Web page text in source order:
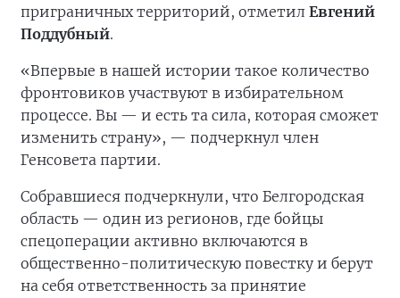
приграничных территорий, отметил Евгений
Поддубный.
«Впервые в нашей истории такое количество
фронтовиков участвуют в избирательном
процессе. Вы — и есть та сила, которая сможет
изменить страну», — подчеркнул член
Генсовета партии.
Собравшиеся подчеркнули, что Белгородская
область — один из регионов, где бойцы
спецоперации активно включаются в
общественно-политическую повестку и берут
на себя ответственность за принятие